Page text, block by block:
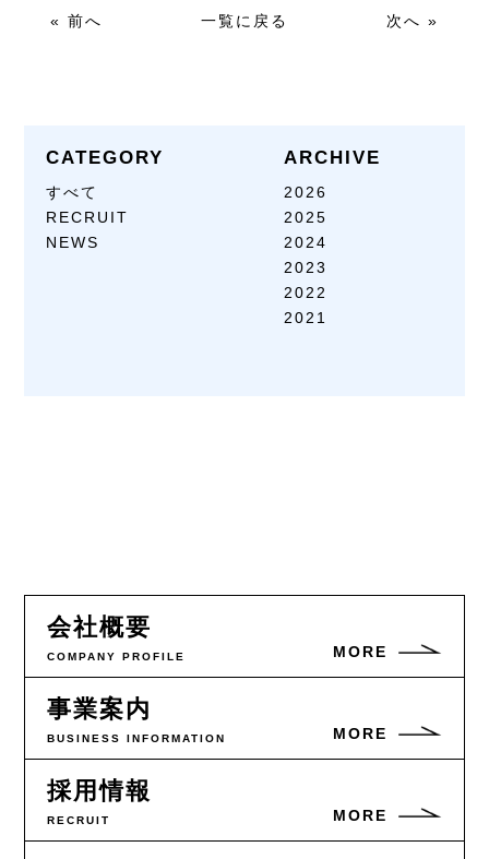
« 前へ 一覧に戻る 次へ »
CATEGORY
すべて
RECRUIT
NEWS
ARCHIVE
2026
2025
2024
2023
2022
2021
会社概要
COMPANY PROFILE MORE
事業案内
BUSINESS INFORMATION MORE
採用情報
RECRUIT MORE